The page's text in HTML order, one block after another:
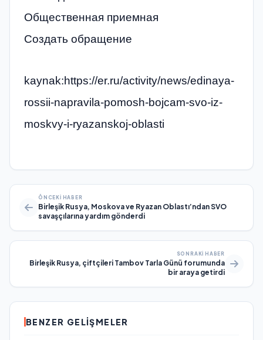
Общественная приемная
Создать обращение
kaynak:https://er.ru/activity/news/edinaya-
rossii-napravila-pomosh-bojcam-svo-iz-
moskvy-i-ryazanskoj-oblasti
ÖNCEKI HABER
Birleşik Rusya, Moskova ve Ryazan Oblastı’ndan SVO
savaşçılarına yardım gönderdi
SONRAKI HABER
Birleşik Rusya, çiftçileri Tambov Tarla Günü forumunda
bir araya getirdi
BENZER GELIŞMELER